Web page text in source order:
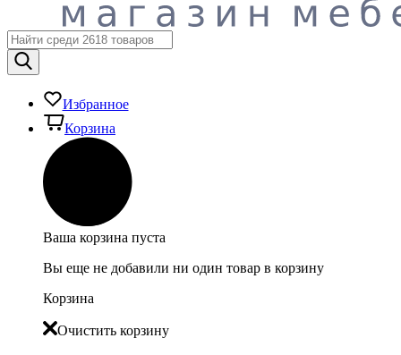
Избранное
Корзина
Ваша корзина пуста
Вы еще не добавили ни один товар в корзину
Корзина
Очистить корзину